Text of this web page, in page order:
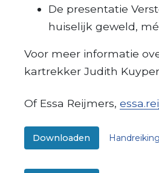
De presentatie
huiselijk geweld,
Voor meer informatie
kartrekker Judith
Of Essa Reijmers,
Downloaden